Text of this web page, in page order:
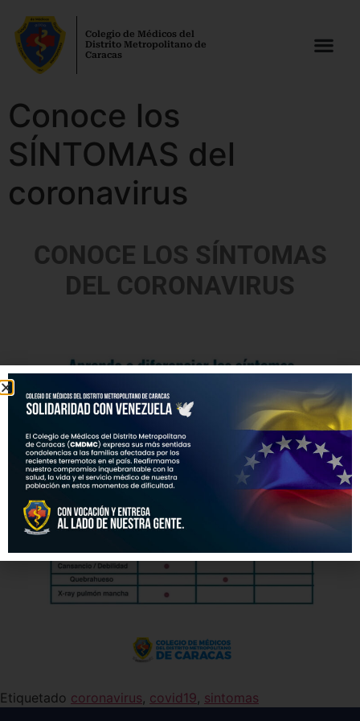
Colegio de Médicos del
Distrito Metropolitano de
Caracas
Conoce los
SÍNTOMAS del
coronavirus
CONOCE LOS SÍNTOMAS
DEL CORONAVIRUS
Etiquetado coronavirus, covid19, sintomas